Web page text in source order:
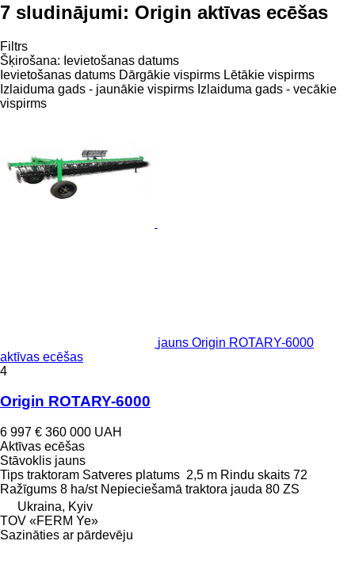
7 sludinājumi: Origin aktīvas ecēšas
Filtrs
Šķirošana: Ievietošanas datums
Ievietošanas datums Dārgākie vispirms Lētākie vispirms
Izlaiduma gads - jaunākie vispirms Izlaiduma gads - vecākie
vispirms
jauns Origin ROTARY-6000
aktīvas ecēšas
4
Origin ROTARY-6000
6 997 € 360 000 UAH
Aktīvas ecēšas
Stāvoklis jauns
Tips traktoram Satveres platums 2,5 m Rindu skaits 72
Ražīgums 8 ha/st Nepieciešamā traktora jauda 80 ZS
Ukraina, Kyiv
TOV «FERM Ye»
Sazināties ar pārdevēju